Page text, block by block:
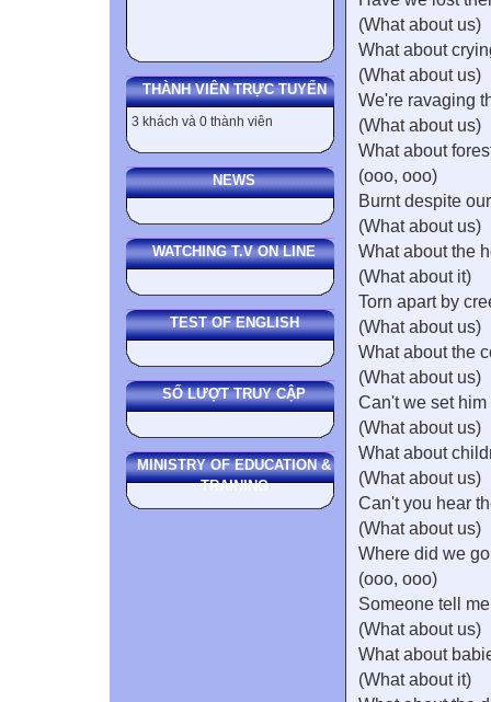
THÀNH VIÊN TRỰC TUYẾN
3 khách và 0 thành viên
NEWS
WATCHING T.V ON LINE
TEST OF ENGLISH
SỐ LƯỢT TRUY CẬP
MINISTRY OF EDUCATION &
TRAINING
(What about us)
What about
(What about us)
We're ravaging
(What about us)
What about
(ooo, ooo)
Burnt despite
(What about us)
What about the
(What about it)
Torn apart by
(What about us)
What about the
(What about us)
Can't we set him
(What about us)
What about
(What about us)
Can't you hear
(What about us)
Where did we
(ooo, ooo)
Someone tell
(What about us)
What about
(What about it)